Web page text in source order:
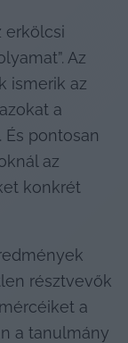
erkölcsi
Az
ismerik az
a
pontosan
az
konkrét
résztvevők
a
a tanulmány